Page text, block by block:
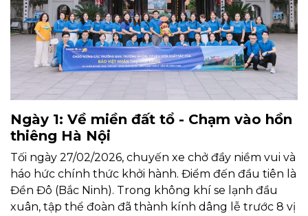
Ngày 1: Về miền đất tổ - Chạm vào hồn
thiêng Hà Nội
Tối ngày 27/02/2026, chuyến xe chở đầy niềm vui và
háo hức chính thức khởi hành. Điểm đến đầu tiên là
Đền Đô (Bắc Ninh). Trong không khí se lạnh đầu
xuân, tập thể đoàn đã thành kính dâng lễ trước 8 vị